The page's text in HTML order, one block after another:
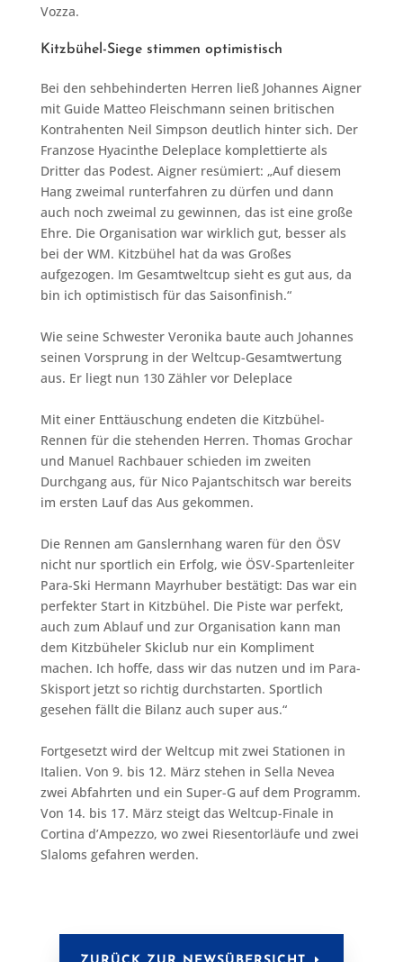
Vozza.
Kitzbühel-Siege stimmen optimistisch
Bei den sehbehinderten Herren ließ Johannes Aigner
mit Guide Matteo Fleischmann seinen britischen
Kontrahenten Neil Simpson deutlich hinter sich. Der
Franzose Hyacinthe Deleplace komplettierte als
Dritter das Podest. Aigner resümiert: „Auf diesem
Hang zweimal runterfahren zu dürfen und dann
auch noch zweimal zu gewinnen, das ist eine große
Ehre. Die Organisation war wirklich gut, besser als
bei der WM. Kitzbühel hat da was Großes
aufgezogen. Im Gesamtweltcup sieht es gut aus, da
bin ich optimistisch für das Saisonfinish.“
Wie seine Schwester Veronika baute auch Johannes
seinen Vorsprung in der Weltcup-Gesamtwertung
aus. Er liegt nun 130 Zähler vor Deleplace
Mit einer Enttäuschung endeten die Kitzbühel-
Rennen für die stehenden Herren. Thomas Grochar
und Manuel Rachbauer schieden im zweiten
Durchgang aus, für Nico Pajantschitsch war bereits
im ersten Lauf das Aus gekommen.
Die Rennen am Ganslernhang waren für den ÖSV
nicht nur sportlich ein Erfolg, wie ÖSV-Spartenleiter
Para-Ski Hermann Mayrhuber bestätigt: Das war ein
perfekter Start in Kitzbühel. Die Piste war perfekt,
auch zum Ablauf und zur Organisation kann man
dem Kitzbüheler Skiclub nur ein Kompliment
machen. Ich hoffe, dass wir das nutzen und im Para-
Skisport jetzt so richtig durchstarten. Sportlich
gesehen fällt die Bilanz auch super aus.“
Fortgesetzt wird der Weltcup mit zwei Stationen in
Italien. Von 9. bis 12. März stehen in Sella Nevea
zwei Abfahrten und ein Super-G auf dem Programm.
Von 14. bis 17. März steigt das Weltcup-Finale in
Cortina d’Ampezzo, wo zwei Riesentorläufe und zwei
Slaloms gefahren werden.